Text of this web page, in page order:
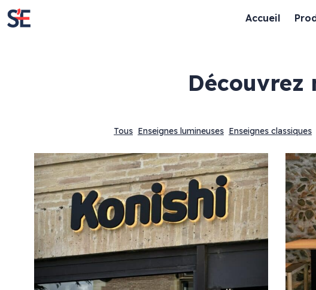
Accueil
Enseignes lumineuses
Enseignes rétro-éclairées
Enseignes lettres bloc LED
Textes évidés
Enseignes lettres boitiers
Enseigne lettres découpées & bandeau LED
Enseignes classiques
Lettres découpées
Panneaux
Totem
Tous Enseignes lumineuses Enseignes classiques